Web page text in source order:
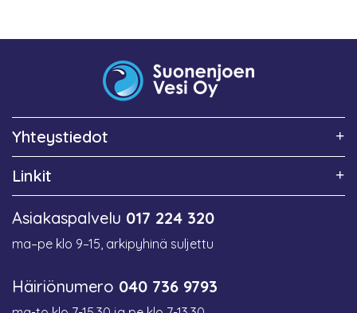
Yhteystiedot
Linkit
Asiakaspalvelu 017 224 320
ma–pe klo 9–15, arkipyhinä suljettu
Häiriönumero 040 736 9793